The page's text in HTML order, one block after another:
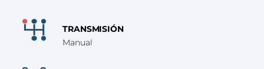
TRANSMISIÓN
Manual